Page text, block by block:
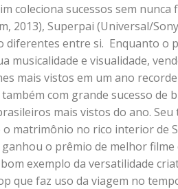
coleciona sucessos sem
2013), Superpai (Universal/
diferentes entre si. Enquanto o
musicalidade e visualidade,
mais vistos em um ano
com grande sucesso de
mais vistos do ano.
matrimônio no rico interior de
o prêmio de melhor filme
bom exemplo da versatilidade
que faz uso da viagem no